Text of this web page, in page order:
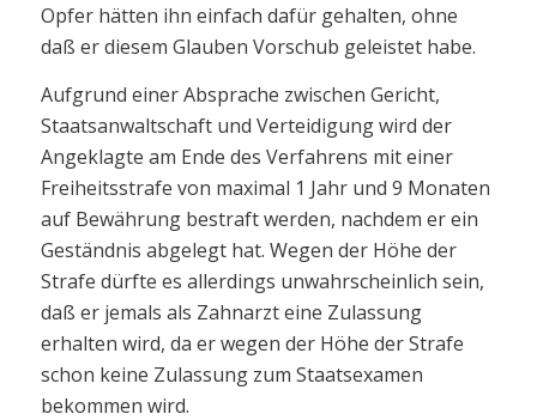
Opfer hätten ihn einfach dafür gehalten, ohne
daß er diesem Glauben Vorschub geleistet habe.
Aufgrund einer Absprache zwischen Gericht,
Staatsanwaltschaft und Verteidigung wird der
Angeklagte am Ende des Verfahrens mit einer
Freiheitsstrafe von maximal 1 Jahr und 9 Monaten
auf Bewährung bestraft werden, nachdem er ein
Geständnis abgelegt hat. Wegen der Höhe der
Strafe dürfte es allerdings unwahrscheinlich sein,
daß er jemals als Zahnarzt eine Zulassung
erhalten wird, da er wegen der Höhe der Strafe
schon keine Zulassung zum Staatsexamen
bekommen wird.